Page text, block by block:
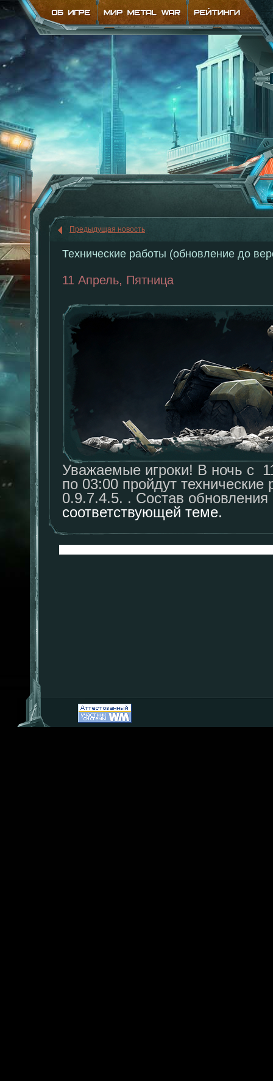
Предыдущая новость
Технические работы (обновление до
11 Апрель, Пятница
Уважаемые игроки! В ночь с
по 03:00 пройдут
0.9.7.4.5. . Состав
соответствующей теме.